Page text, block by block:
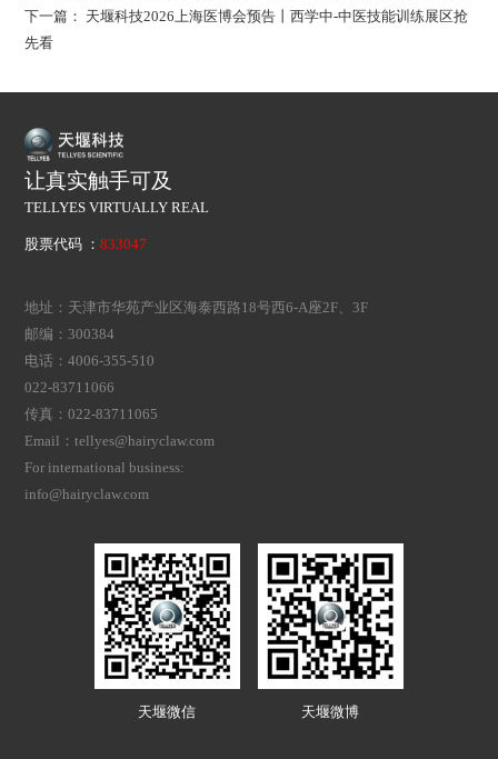
下一篇：
天堰科技2026上海医博会预告丨西学中-中医技能训练展区抢
先看
让真实触手可及
TELLYES VIRTUALLY REAL
股票代码 ：833047
地址：天津市华苑产业区海泰西路18号西6-A座2F、3F
邮编：300384
电话：4006-355-510
022-83711066
传真：022-83711065
Email：tellyes@hairyclaw.com
For international business:
info@hairyclaw.com
天堰微信 天堰微博